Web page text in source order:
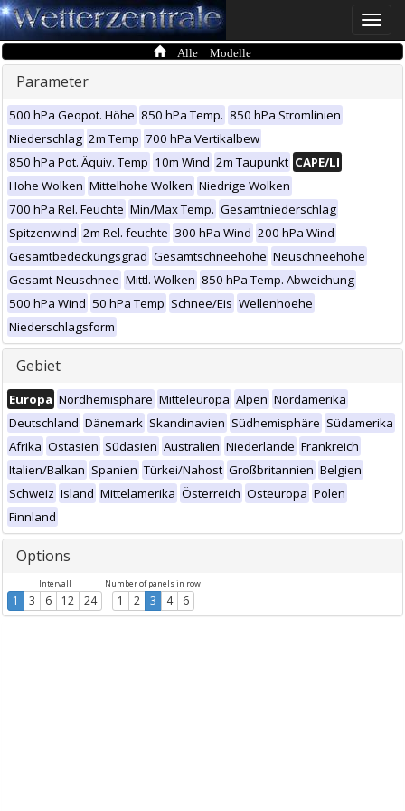
Toggle
Alle Modelle
Parameter
500 hPa Geopot. Höhe 850 hPa Temp. 850 hPa Stromlinien
Niederschlag 2m Temp 700 hPa Vertikalbew
850 hPa Pot. Äquiv. Temp 10m Wind 2m Taupunkt CAPE/LI
Hohe Wolken Mittelhohe Wolken Niedrige Wolken
700 hPa Rel. Feuchte Min/Max Temp. Gesamtniederschlag
Spitzenwind 2m Rel. feuchte 300 hPa Wind 200 hPa Wind
Gesamtbedeckungsgrad Gesamtschneehöhe Neuschneehöhe
Gesamt-Neuschnee Mittl. Wolken 850 hPa Temp. Abweichung
500 hPa Wind 50 hPa Temp Schnee/Eis Wellenhoehe
Niederschlagsform
Gebiet
Europa Nordhemisphäre Mitteleuropa Alpen Nordamerika
Deutschland Dänemark Skandinavien Südhemisphäre Südamerika
Afrika Ostasien Südasien Australien Niederlande Frankreich
Italien/Balkan Spanien Türkei/Nahost Großbritannien Belgien
Schweiz Island Mittelamerika Österreich Osteuropa Polen
Finnland
Options
Intervall
1 3 6 12 24
Number of panels in row
1 2 3 4 6